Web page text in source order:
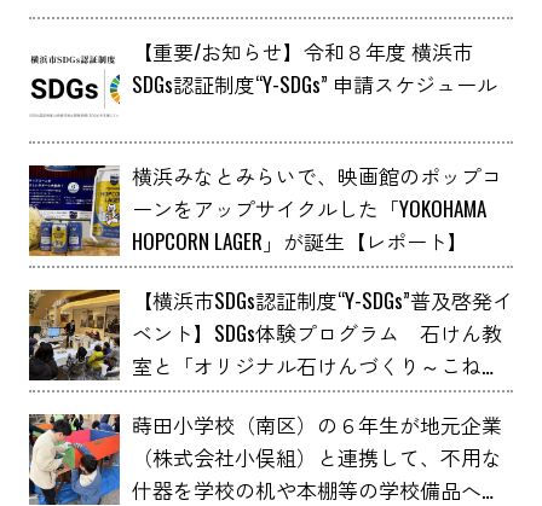
【重要/お知らせ】令和８年度 横浜市
SDGs認証制度“Y-SDGs” 申請スケジュール
横浜みなとみらいで、映画館のポップコ
ーンをアップサイクルした「YOKOHAMA
HOPCORN LAGER」が誕生【レポート】
【横浜市SDGs認証制度“Y-SDGs”普及啓発イ
ベント】SDGs体験プログラム 石けん教
室と「オリジナル石けんづくり～こねこ
ね石けん～」 YOXO FESTIVALに出展
蒔田小学校（南区）の６年生が地元企業
（株式会社小俣組）と連携して、不用な
什器を学校の机や本棚等の学校備品へア